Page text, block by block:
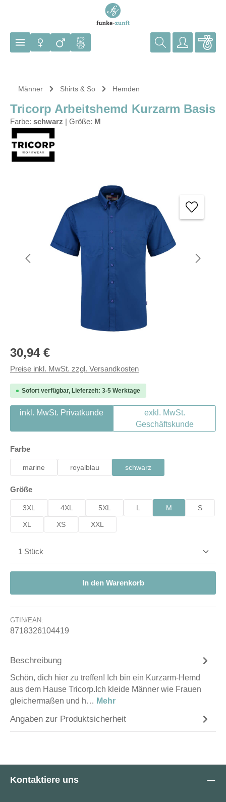
Männer Shirts & So Hemden
Tricorp Arbeitshemd Kurzarm Basis
Farbe: schwarz Größe: M
Regulärer Preis:
30,94 €
Preise inkl. MwSt. zzgl. Versandkosten
Sofort verfügbar, Lieferzeit: 3-5 Werktage
inkl. MwSt. Privatkunde
exkl. MwSt.
Geschäftskunde
Farbeauswählen
marine royalblau schwarz
Größeauswählen
3XL 4XL 5XL L M S
XL XS XXL
Produkt Anzahl: Gib den gewünschten Wert ein
In den Warenkorb
GTIN/EAN:
8718326104419
Beschreibung
Schön, dich hier zu treffen! Ich bin ein Kurzarm-Hemd
aus dem Hause Tricorp.Ich kleide Männer wie Frauen
gleichermaßen und h… Mehr
Angaben zur Produktsicherheit
Kontaktiere uns